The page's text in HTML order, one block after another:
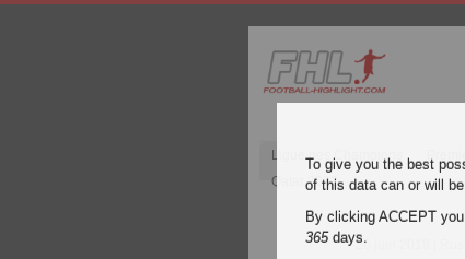
Ligue des Champions
Qatar 2022
26 juin 2018
To give you the best
of this data can or will
By clicking ACCEPT
365days.